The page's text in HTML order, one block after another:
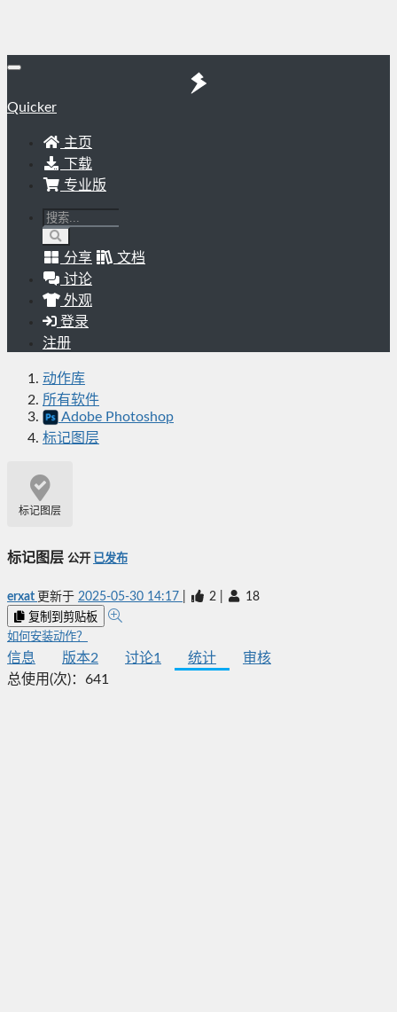
Quicker
主页
下载
专业版
分享
文档
讨论
外观
登录
注册
动作库
所有软件
Adobe Photoshop
标记图层
标记图层
标记图层 公开 已发布
erxat 更新于 2025-05-30 14:17 2 18
复制到剪贴板
如何安装动作？
信息 版本2 讨论1 统计
审核
总使用(次)： 641